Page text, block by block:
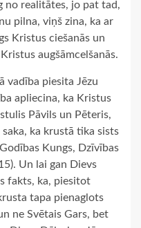
no realitātes, jo pat tad,
pilna, viņš zina, ka ar
Kristus ciešanās un
augšāmcelšanās.
vadība piesita Jēzu
apliecina, ka Kristus
Pāvils un Pēteris,
ka krustā tika sists
Kungs, Dzīvības
Un lai gan Dievs
fakts, ka, piesitot
tapa pienaglots
ne Svētais Gars, bet